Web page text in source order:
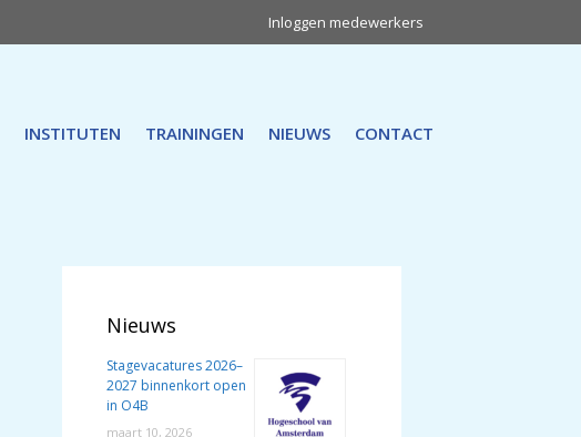
Inloggen medewerkers
INSTITUTEN TRAININGEN NIEUWS CONTACT
Nieuws
Stagevacatures 2026–
2027 binnenkort open
in O4B
maart 10, 2026